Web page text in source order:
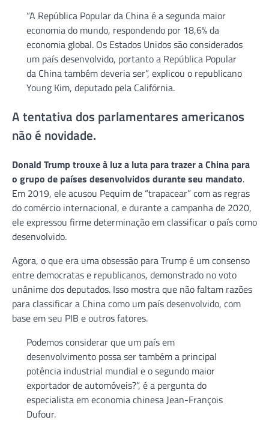
“A República Popular da China é a segunda maior
economia do mundo, respondendo por 18,6% da
economia global. Os Estados Unidos são considerados
um país desenvolvido, portanto a República Popular
da China também deveria ser”, explicou o republicano
Young Kim, deputado pela Califórnia.
A tentativa dos parlamentares americanos
não é novidade.
Donald Trump trouxe à luz a luta para trazer a China para
o grupo de países desenvolvidos durante seu mandato.
Em 2019, ele acusou Pequim de “trapacear” com as regras
do comércio internacional, e durante a campanha de 2020,
ele expressou firme determinação em classificar o país como
desenvolvido.
Agora, o que era uma obsessão para Trump é um consenso
entre democratas e republicanos, demonstrado no voto
unânime dos deputados. Isso mostra que não faltam razões
para classificar a China como um país desenvolvido, com
base em seu PIB e outros fatores.
Podemos considerar que um país em
desenvolvimento possa ser também a principal
potência industrial mundial e o segundo maior
exportador de automóveis?”, é a pergunta do
especialista em economia chinesa Jean-François
Dufour.